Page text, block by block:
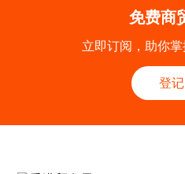
免费商
立即订阅，助你
登记